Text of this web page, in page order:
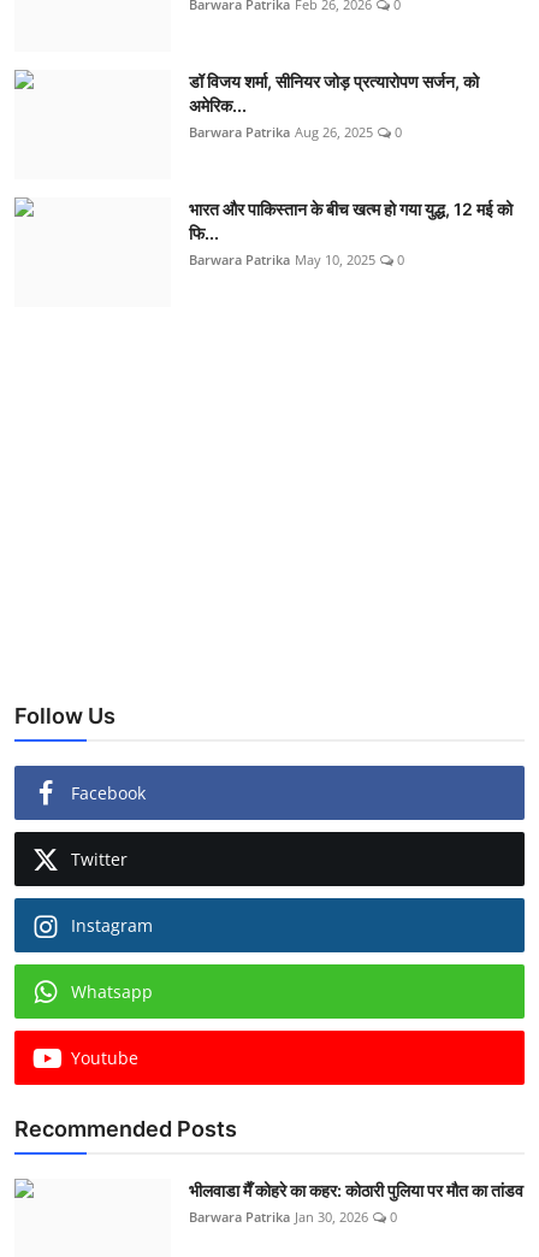
Barwara Patrika Feb 26, 2026 0
डॉ विजय शर्मा, सीनियर जोड़ प्रत्यारोपण सर्जन, को
अमेरिक...
Barwara Patrika Aug 26, 2025 0
भारत और पाकिस्तान के बीच खत्म हो गया युद्ध, 12 मई को
फि...
Barwara Patrika May 10, 2025 0
Follow Us
Facebook
Twitter
Instagram
Whatsapp
Youtube
Recommended Posts
भीलवाडा मैँ कोहरे का कहर: कोठारी पुलिया पर मौत का तांडव
Barwara Patrika Jan 30, 2026 0